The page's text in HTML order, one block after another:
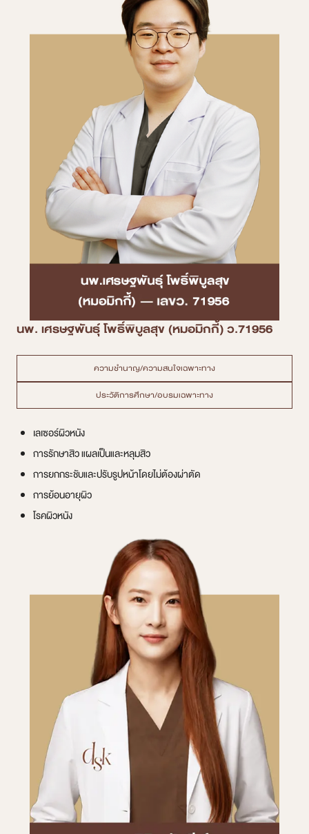
นพ. เศรษฐพันธุ์ โพธิ์พิบูลสุข (หมอมิกกี้) ว.71956
ความชำนาญ/ความสนใจเฉพาะทาง
ประวัติการศึกษา/อบรมเฉพาะทาง
เลเซอร์ผิวหนัง
การรักษาสิว แผลเป็นและหลุมสิว
การยกกระชับและปรับรูปหน้าโดยไม่ต้องผ่าตัด
การย้อนอายุผิว
โรคผิวหนัง